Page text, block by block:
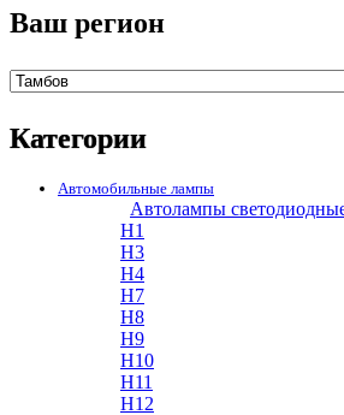
Ваш регион
Категории
Автомобильные лампы
Автолампы
H1
H3
H4
H7
H8
H9
H10
H11
H12